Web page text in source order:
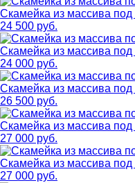
Скамейка из массива
24 500 руб.
Скамейка из массива
24 000 руб.
Скамейка из массива
26 500 руб.
Скамейка из массива
27 000 руб.
Скамейка из массива
27 000 руб.